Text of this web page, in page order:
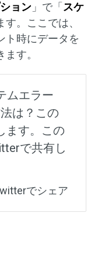
ョン 」で「 スケ
す。ここでは、
ト時にデータを
す。
ムエラー
は？この
ます。この
で共有し
でシェア